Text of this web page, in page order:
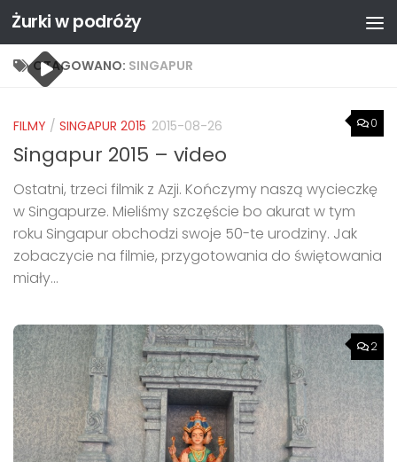
Przejdź do treści
Żurki w podróży
OTAGOWANO: SINGAPUR
0
FILMY / SINGAPUR 2015 2015-08-26
Singapur 2015 – video
Ostatni, trzeci filmik z Azji. Kończymy naszą wycieczkę
w Singapurze. Mieliśmy szczęście bo akurat w tym
roku Singapur obchodzi swoje 50-te urodziny. Jak
zobaczycie na filmie, przygotowania do świętowania
miały...
2